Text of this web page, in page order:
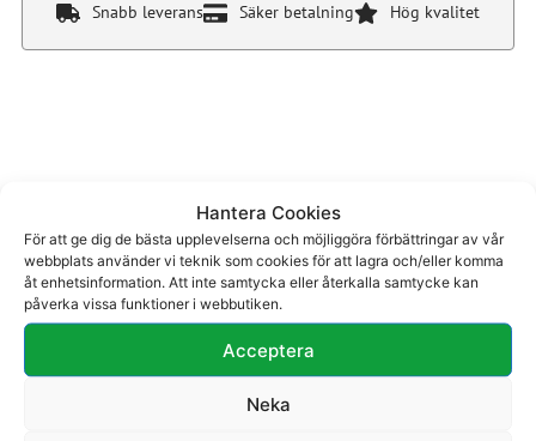
Hantera Cookies
För att ge dig de bästa upplevelserna och möjliggöra förbättringar av vår
webbplats använder vi teknik som cookies för att lagra och/eller komma
åt enhetsinformation. Att inte samtycka eller återkalla samtycke kan
påverka vissa funktioner i webbutiken.
Acceptera
Neka
Snabb leverans Säker betalning Hög kvalitet
Känga 74-508
Stövel 77-920